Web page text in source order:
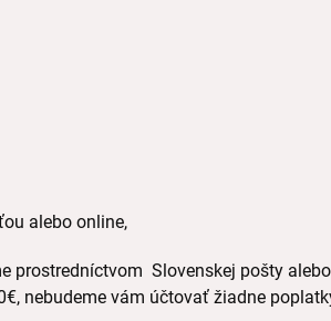
alebo online,
prostredníctvom Slovenskej pošty
nebudeme vám účtovať žiadne